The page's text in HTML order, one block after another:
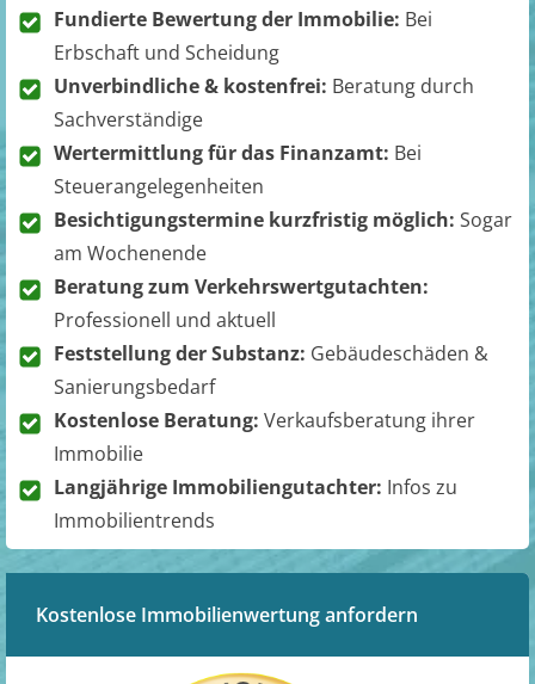
Fundierte Bewertung der Immobilie: Bei
Erbschaft und Scheidung
Unverbindliche & kostenfrei: Beratung durch
Sachverständige
Wertermittlung für das Finanzamt: Bei
Steuerangelegenheiten
Besichtigungstermine kurzfristig möglich: Sogar
am Wochenende
Beratung zum Verkehrswertgutachten:
Professionell und aktuell
Feststellung der Substanz: Gebäudeschäden &
Sanierungsbedarf
Kostenlose Beratung: Verkaufsberatung ihrer
Immobilie
Langjährige Immobiliengutachter: Infos zu
Immobilientrends
Kostenlose Immobilienwertung anfordern